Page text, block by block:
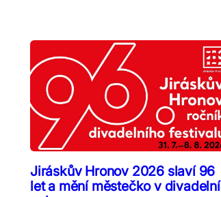
Jiráskův Hronov 2026 slaví 96
let a mění městečko v divadelní